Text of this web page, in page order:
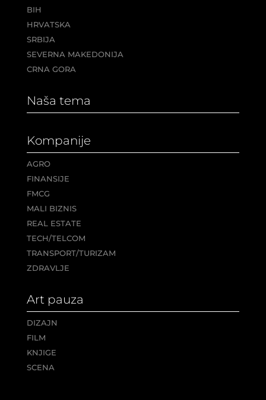
BIH
HRVATSKA
SRBIJA
SEVERNA MAKEDONIJA
CRNA GORA
Naša tema
Kompanije
AGRO
FINANSIJE
FMCG
MALI BIZNIS
REAL ESTATE
TECH/TELCOM
TRANSPORT/TURIZAM
ZDRAVLJE
Art pauza
DIZAJN
FILM
KNJIGE
SCENA